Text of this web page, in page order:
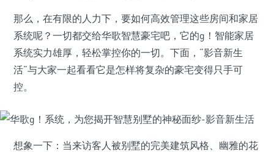
那么，在有限的人力下，要如何高效管理这些房间和家居
系统呢？一切都交给华歌智慧豪宅吧，它的g！智能家居
系统实力雄厚，轻松掌控你的一切。下面，“影音新生
活”与大家一起看看它是怎样将复杂的豪宅变得只手可
控。
想象一下：当来访客人被别墅的完美建筑风格、幽雅的花